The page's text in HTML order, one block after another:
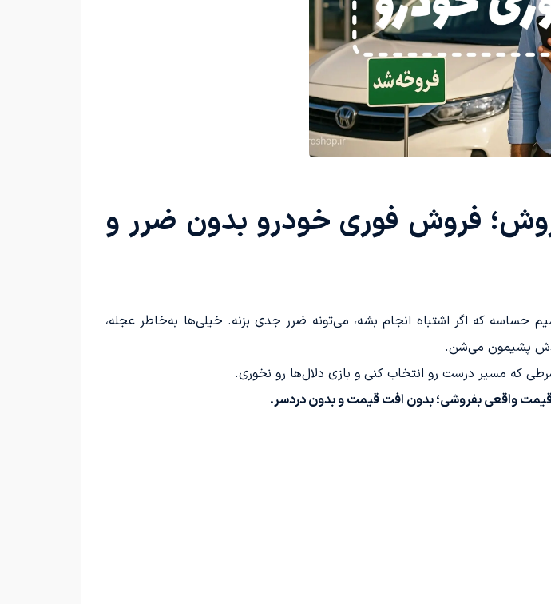
فروش فوری خودرو بدون ضرر و
که اگر اشتباه انجام بشه، می‌تونه ضرر جدی بزنه. خیلی‌ها به‌خاطر عجله،
پشیمون می‌شن.
که مسیر درست رو انتخاب کنی و بازی دلال‌ها رو نخوری.
واقعی بفروشی؛ بدون افت قیمت و بدون دردسر.